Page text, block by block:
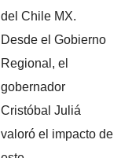
del Chile MX.
Desde el Gobierno
Regional, el
gobernador
Cristóbal Juliá
valoró el impacto de